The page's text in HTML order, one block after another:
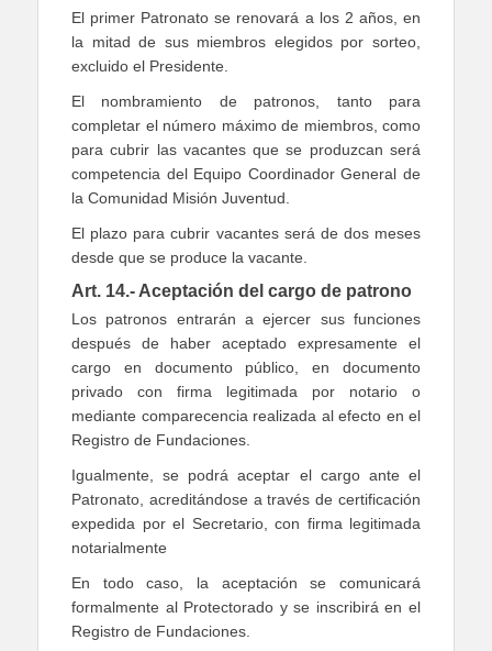
El primer Patronato se renovará a los 2 años, en
la mitad de sus miembros elegidos por sorteo,
excluido el Presidente.
El nombramiento de patronos, tanto para
completar el número máximo de miembros, como
para cubrir las vacantes que se produzcan será
competencia del Equipo Coordinador General de
la Comunidad Misión Juventud.
El plazo para cubrir vacantes será de dos meses
desde que se produce la vacante.
Art. 14.- Aceptación del cargo de patrono
Los patronos entrarán a ejercer sus funciones
después de haber aceptado expresamente el
cargo en documento público, en documento
privado con firma legitimada por notario o
mediante comparecencia realizada al efecto en el
Registro de Fundaciones.
Igualmente, se podrá aceptar el cargo ante el
Patronato, acreditándose a través de certificación
expedida por el Secretario, con firma legitimada
notarialmente
En todo caso, la aceptación se comunicará
formalmente al Protectorado y se inscribirá en el
Registro de Fundaciones.